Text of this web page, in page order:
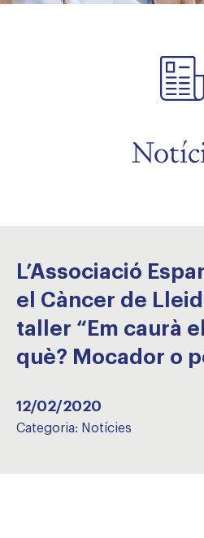
L’Associació
el Càncer de
taller “Em caurà
què? Mocador o
12/02/2020
Categoria: Notícies